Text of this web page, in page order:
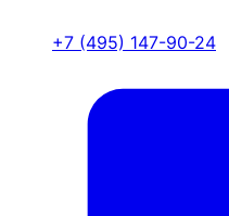
+7 (495) 147-90-24